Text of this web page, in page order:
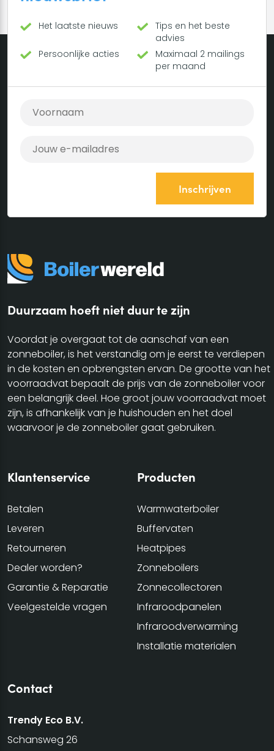
Het laatste nieuws
Tips en het beste
advies
Persoonlijke acties
Maximaal 2 mailings
per maand
Duurzaam hoeft niet duur te zijn
Voordat je overgaat tot de aanschaf van een
zonneboiler, is het verstandig om je eerst te verdiepen
in de kosten en opbrengsten ervan. De grootte van het
voorraadvat bepaalt de prijs van de zonneboiler voor
een belangrijk deel. Hoe groot jouw voorraadvat moet
zijn, is afhankelijk van je huishouden en het doel
waarvoor je de zonneboiler gaat gebruiken.
Klantenservice
Betalen
Leveren
Retourneren
Dealer worden?
Garantie & Reparatie
Veelgestelde vragen
Producten
Warmwaterboiler
Buffervaten
Heatpipes
Zonneboilers
Zonnecollectoren
Infraroodpanelen
Infraroodverwarming
Installatie materialen
Contact
Trendy Eco B.V.
Schansweg 26